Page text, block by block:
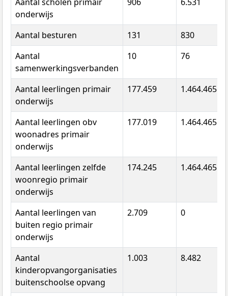
onderwijs
Aantal besturen 131
830
Aantal
samenwerkingsverbanden
10 76
Aantal leerlingen primair
onderwijs
177.459 1.464.465
Aantal leerlingen obv
woonadres primair
onderwijs
177.019 1.464.465
Aantal leerlingen zelfde
woonregio primair
onderwijs
174.245 1.464.465
Aantal leerlingen van
buiten regio primair
onderwijs
2.709 0
Aantal
kinderopvangorganisaties
buitenschoolse opvang
1.003 8.482